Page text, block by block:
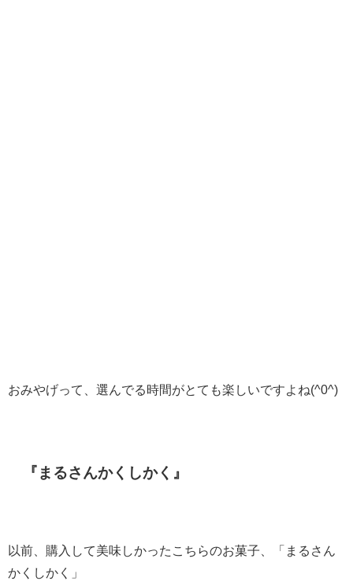
おみやげって、選んでる時間がとても楽しいですよね(^0^)
『まるさんかくしかく』
以前、購入して美味しかったこちらのお菓子、「まるさん
かくしかく」